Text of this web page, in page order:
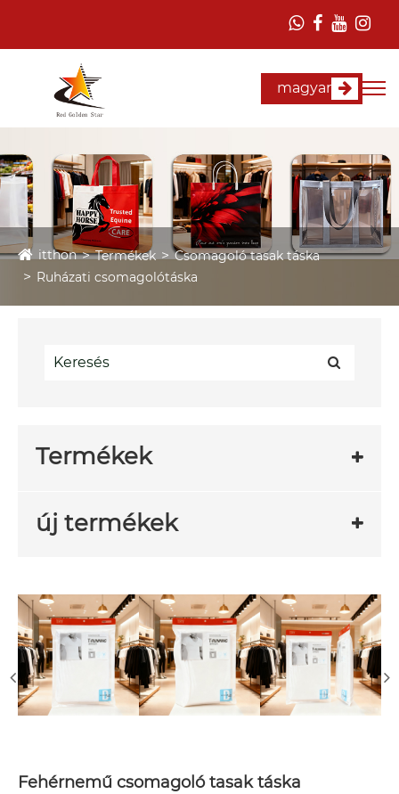
magyar
itthon Termékek
Csomagoló tasak táska
Ruházati csomagolótáska
Termékek
új termékek
Fehérnemű csomagoló tasak táska